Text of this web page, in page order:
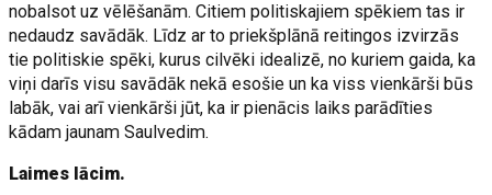
nobalsot uz vēlēšanām. Citiem politiskajiem spēkiem tas ir
nedaudz savādāk. Līdz ar to priekšplānā reitingos izvirzās
tie politiskie spēki, kurus cilvēki idealizē, no kuriem gaida, ka
viņi darīs visu savādāk nekā esošie un ka viss vienkārši būs
labāk, vai arī vienkārši jūt, ka ir pienācis laiks parādīties
kādam jaunam Saulvedim.
Laimes lācim.